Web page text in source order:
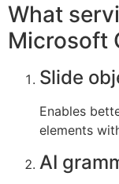
What
Microsoft
Slide
Enables
elements
AI